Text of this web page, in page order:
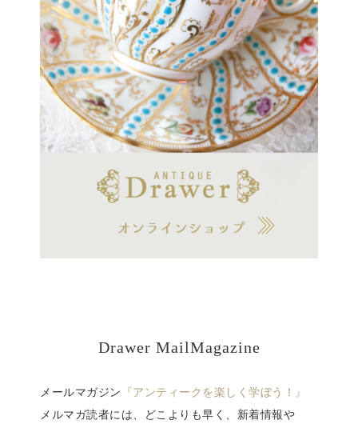
Drawer MailMagazine
メールマガジン 『アンティークを楽しく学ぼう！』
メルマガ読者には、どこよりも早く、新着情報や